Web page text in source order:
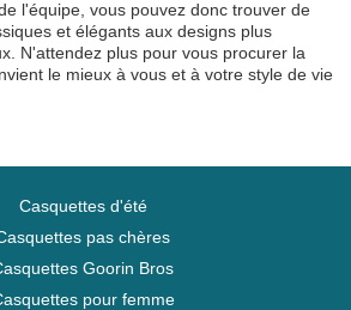
l'équipe, vous pouvez donc trouver de
et élégants aux designs plus
N'attendez plus pour vous procurer la
le mieux à vous et à votre style de vie
Casquettes d'été
pas chères
Goorin Bros
pour femme